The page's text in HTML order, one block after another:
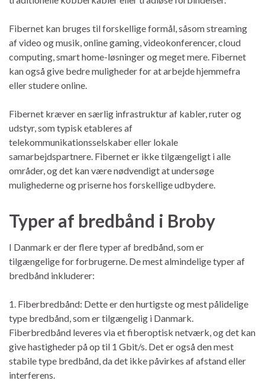
Fibernet kan bruges til forskellige formål, såsom streaming
af video og musik, online gaming, videokonferencer, cloud
computing, smart home-løsninger og meget mere. Fibernet
kan også give bedre muligheder for at arbejde hjemmefra
eller studere online.
Fibernet kræver en særlig infrastruktur af kabler, ruter og
udstyr, som typisk etableres af
telekommunikationsselskaber eller lokale
samarbejdspartnere. Fibernet er ikke tilgængeligt i alle
områder, og det kan være nødvendigt at undersøge
mulighederne og priserne hos forskellige udbydere.
Typer af bredbånd i Broby
I Danmark er der flere typer af bredbånd, som er
tilgængelige for forbrugerne. De mest almindelige typer af
bredbånd inkluderer:
1. Fiberbredbånd: Dette er den hurtigste og mest pålidelige
type bredbånd, som er tilgængelig i Danmark.
Fiberbredbånd leveres via et fiberoptisk netværk, og det kan
give hastigheder på op til 1 Gbit/s. Det er også den mest
stabile type bredbånd, da det ikke påvirkes af afstand eller
interferens.